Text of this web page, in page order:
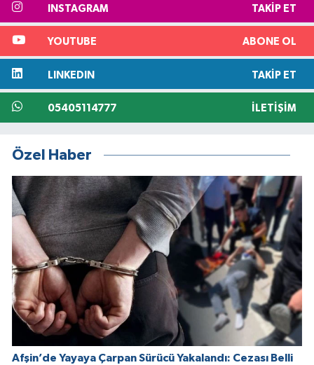
INSTAGRAM TAKIP ET
YOUTUBE ABONE OL
LINKEDIN TAKIP ET
05405114777 İLETIŞIM
Özel Haber
Afşin’de Yayaya Çarpan Sürücü Yakalandı: Cezası Belli